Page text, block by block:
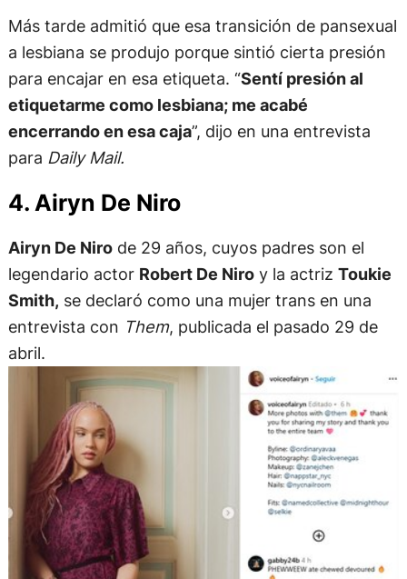
Más tarde admitió que esa transición de pansexual
a lesbiana se produjo porque sintió cierta presión
para encajar en esa etiqueta. “Sentí presión al
etiquetarme como lesbiana; me acabé
encerrando en esa caja”, dijo en una entrevista
para Daily Mail.
4. Airyn De Niro
Airyn De Nirode 29 años, cuyos padres son el
legendario actor Robert De Niroy la actriz Toukie
Smith, se declaró como una mujer trans en una
entrevista con Them, publicada el pasado 29 de
abril.